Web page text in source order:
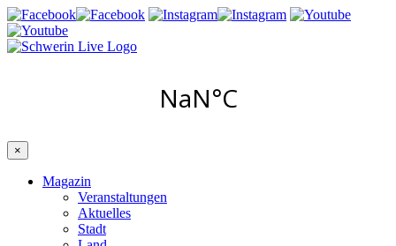
×
Magazin
Veranstaltungen
Aktuelles
Stadt